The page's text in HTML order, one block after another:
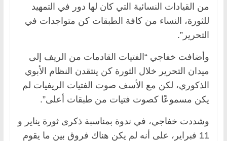
من القيادات النسائية التي كان لها دور في التمهيد
للثورة، النساء من كافة الطبقات كن متواجدات في
التحرير”.
وأضافت خفاجي “الفتيات القادمات من الريف إلى
ميدان التحرير خلال الثورة كن ينتقدن النظام الأبوي
الذكوري، لكن مع الأسف صوت الفتيات الريفيات لم
يكن مسموعًا كصوت فتيات من طبقات أعلى”.
وشددت خفاجي، في ندوة بمناسبة ذكرى ثورة يناير و
11 فبراير، على أنه لم يكن هناك فروق بين ما يقوم